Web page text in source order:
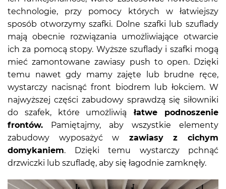
technologie, przy pomocy których w łatwiejszy
sposób otworzymy szafki. Dolne szafki lub szuflady
mają obecnie rozwiązania umożliwiające otwarcie
ich za pomocą stopy. Wyższe szuflady i szafki mogą
mieć zamontowane zawiasy push to open. Dzięki
temu nawet gdy mamy zajęte lub brudne ręce,
wystarczy nacisnąć front biodrem lub łokciem. W
najwyższej części zabudowy sprawdzą się siłowniki
do szafek, które umożliwią łatwe podnoszenie
frontów. Pamiętajmy, aby wszystkie elementy
zabudowy wyposażyć w zawiasy z cichym
domykaniem. Dzięki temu wystarczy pchnąć
drzwiczki lub szufladę, aby się łagodnie zamknęły.